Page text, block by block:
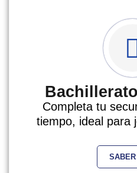
Completa tu
tiempo, ideal para